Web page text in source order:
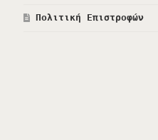
Πολιτική Επιστροφών